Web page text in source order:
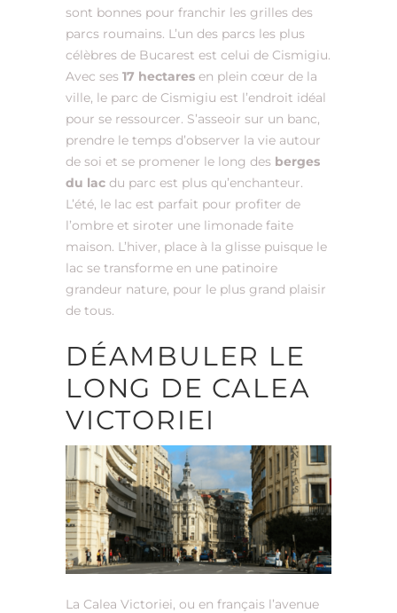
sont bonnes pour franchir les grilles des
parcs roumains. L’un des parcs les plus
célèbres de Bucarest est celui de Cismigiu.
Avec ses 17 hectares en plein cœur de la
ville, le parc de Cismigiu est l’endroit idéal
pour se ressourcer. S’asseoir sur un banc,
prendre le temps d’observer la vie autour
de soi et se promener le long des berges
du lac du parc est plus qu’enchanteur.
L’été, le lac est parfait pour profiter de
l’ombre et siroter une limonade faite
maison. L’hiver, place à la glisse puisque le
lac se transforme en une patinoire
grandeur nature, pour le plus grand plaisir
de tous.
DÉAMBULER LE
LONG DE CALEA
VICTORIEI
La Calea Victoriei, ou en français l’avenue